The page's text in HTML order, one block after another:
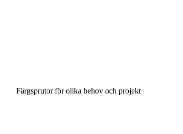
Färgsprutor för olika behov och projekt